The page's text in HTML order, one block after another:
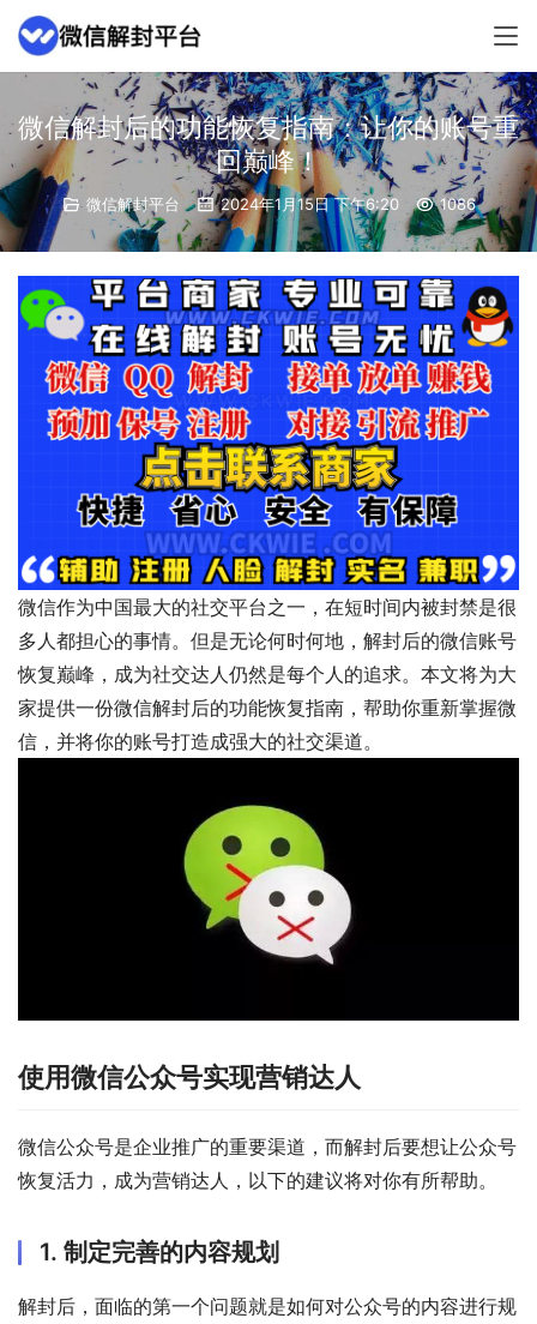
微信解封后的功能恢复指南：让你的账号重
回巅峰！
微信解封平台 2024年1月15日 下午6:20 1086
微信作为中国最大的社交平台之一，在短时间内被封禁是很
多人都担心的事情。但是无论何时何地，解封后的微信账号
恢复巅峰，成为社交达人仍然是每个人的追求。本文将为大
家提供一份微信解封后的功能恢复指南，帮助你重新掌握微
信，并将你的账号打造成强大的社交渠道。
使用微信公众号实现营销达人
微信公众号是企业推广的重要渠道，而解封后要想让公众号
恢复活力，成为营销达人，以下的建议将对你有所帮助。
1. 制定完善的内容规划
解封后，面临的第一个问题就是如何对公众号的内容进行规